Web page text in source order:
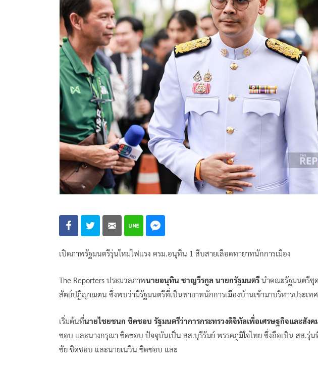
เปิดภาพรัฐมนตรีรุ่นใหม่ไฟแรง ครม.อนุทิน 1 สืบสายเลือดทายาทนักการเมือง
The Reporters ประมวลภาพนายอนุทิน​ ชาญวีรกูล นายกรัฐมนตรี นำคณะรัฐมนตรีชุ
สัตย์ปฏิญาณตน ซึ่งพบว่ามีรัฐมนตรีที่เป็นทายาทนักการเมืองบ้านเข้ามาบริหารประเท
เริ่มต้นที่นายไชยชนก ชิดชอบ รัฐมนตรีว่าการกระทรวงดิจิทัลเพื่อเศรษฐกิจและสังค
ชอบ และนางกรุณา ชิดชอบ ปัจจุบันเป็น สส.บุรีรัมย์ พรรคภูมิใจไทย ซึ่งถือเป็น สส.รุ่
ชัย ชิดชอบ และนายเนวิน ชิดชอบ และ